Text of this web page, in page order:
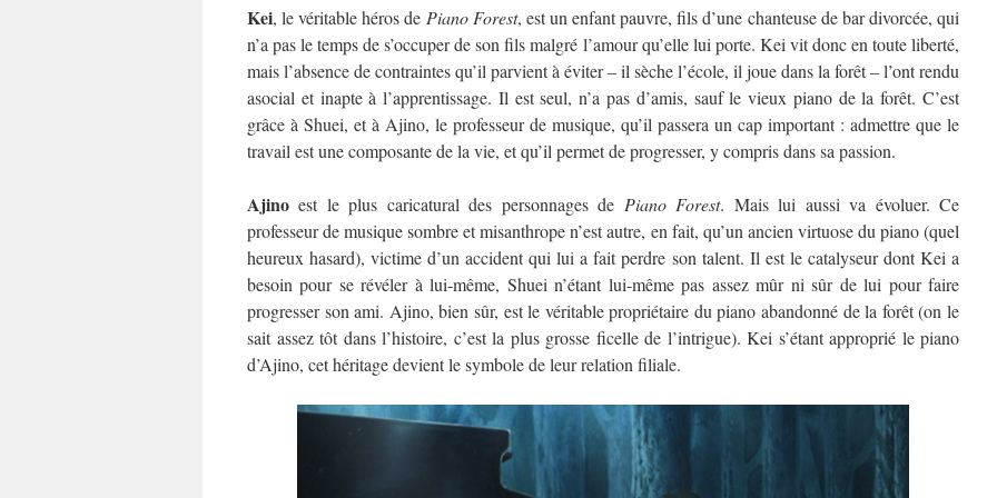
Kei, le véritable héros de Piano Forest, est un enfant pauvre, fils d’une chanteuse de bar divorcée, qui
n’a pas le temps de s’occuper de son fils malgré l’amour qu’elle lui porte. Kei vit donc en toute liberté,
mais l’absence de contraintes qu’il parvient à éviter – il sèche l’école, il joue dans la forêt – l’ont rendu
asocial et inapte à l’apprentissage. Il est seul, n’a pas d’amis, sauf le vieux piano de la forêt. C’est
grâce à Shuei, et à Ajino, le professeur de musique, qu’il passera un cap important : admettre que le
travail est une composante de la vie, et qu’il permet de progresser, y compris dans sa passion.
Ajino est le plus caricatural des personnages de Piano Forest. Mais lui aussi va évoluer. Ce
professeur de musique sombre et misanthrope n’est autre, en fait, qu’un ancien virtuose du piano (quel
heureux hasard), victime d’un accident qui lui a fait perdre son talent. Il est le catalyseur dont Kei a
besoin pour se révéler à lui-même, Shuei n’étant lui-même pas assez mûr ni sûr de lui pour faire
progresser son ami. Ajino, bien sûr, est le véritable propriétaire du piano abandonné de la forêt (on le
sait assez tôt dans l’histoire, c’est la plus grosse ficelle de l’intrigue). Kei s’étant approprié le piano
d’Ajino, cet héritage devient le symbole de leur relation filiale.